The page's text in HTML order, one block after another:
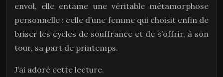
envol, elle entame une véritable métamorphose
personnelle : celle d’une femme qui choisit enfin de
briser les cycles de souffrance et de s’offrir, à son
tour, sa part de printemps.
J’ai adoré cette lecture.